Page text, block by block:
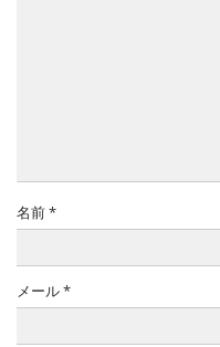
名前*
メール*